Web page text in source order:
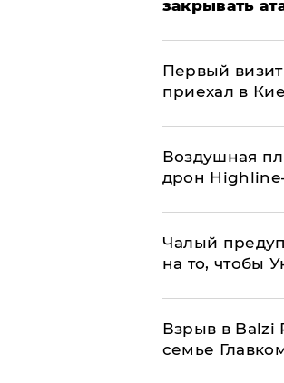
закрывать
Первый
приехал в
Воздушная
дрон
Чалый
на то, чтобы
Взрыв в Balzi
семье